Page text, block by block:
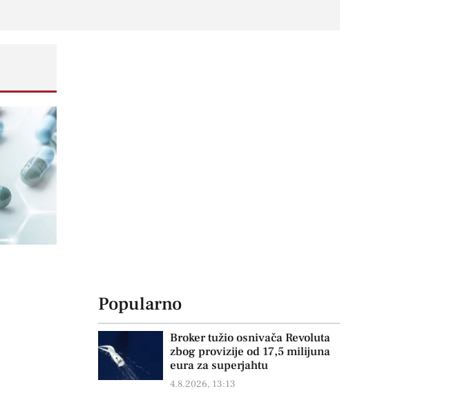
Popularno
Broker tužio osnivača Revoluta
zbog provizije od 17,5 milijuna
eura za superjahtu
4.8.2026, 13:13